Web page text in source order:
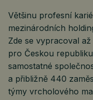
Většinu profesní
mezinárodních
Zde se vypracoval
pro Českou
samostatné
a přibližně 440
týmy vrcholového